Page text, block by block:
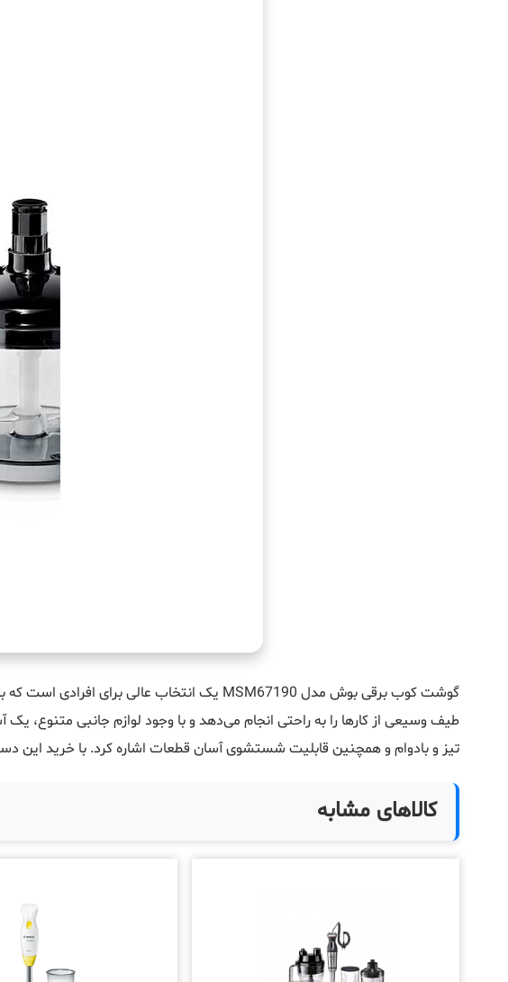
گوشت کوب برقی بوش مدل MSM67190 یک انتخاب عالی برای افرادی است که
طیف وسیعی از کارها را به راحتی انجام می‌دهد و با وجود لوازم جانبی متنوع،
تیز و بادوام و همچنین قابلیت شستشوی آسان قطعات اشاره کرد. با خرید این
کالاهای مشابه